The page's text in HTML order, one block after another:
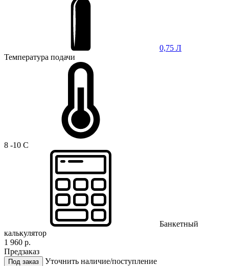
0,75 Л
Температура подачи
8 -10 C
Банкетный
калькулятор
1 960 р.
Предзаказ
Под заказ
Уточнить наличие/поступление